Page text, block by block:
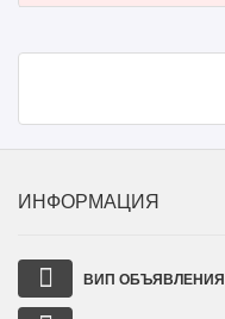
ИНФОРМАЦИЯ
ВИП ОБЪЯВЛЕНИЯ